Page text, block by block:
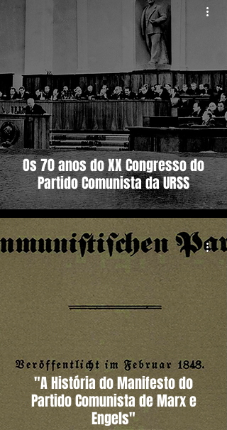
Os 70 anos do XX Congresso do
Partido Comunista da URSS
"A História do Manifesto do
Partido Comunista de Marx e
Engels"